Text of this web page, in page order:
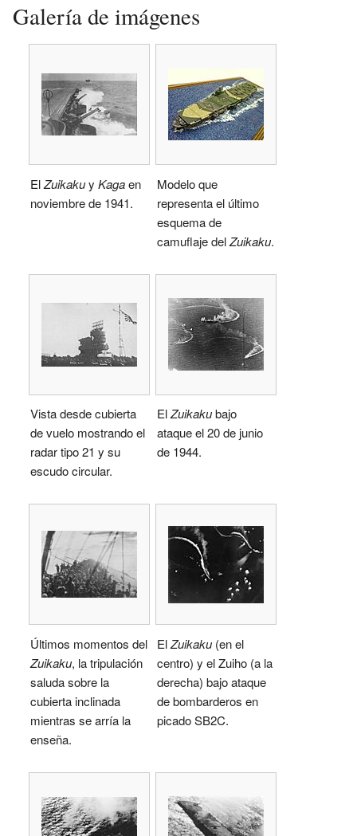
Galería de imágenes
ElZuikakuy Kagaen
noviembre de 1941.
Modelo que
representa el último
esquema de
camuflaje delZuikaku.
Vista desde cubierta
de vuelo mostrando el
radar tipo 21 y su
escudo circular.
ElZuikakubajo
ataque el 20 de junio
de 1944.
Últimos momentos del
Zuikaku, la tripulación
saluda sobre la
cubierta inclinada
mientras se arría la
enseña.
ElZuikaku (en el
centro) y el Zuiho (a la
derecha) bajo ataque
de bombarderos en
picado SB2C.